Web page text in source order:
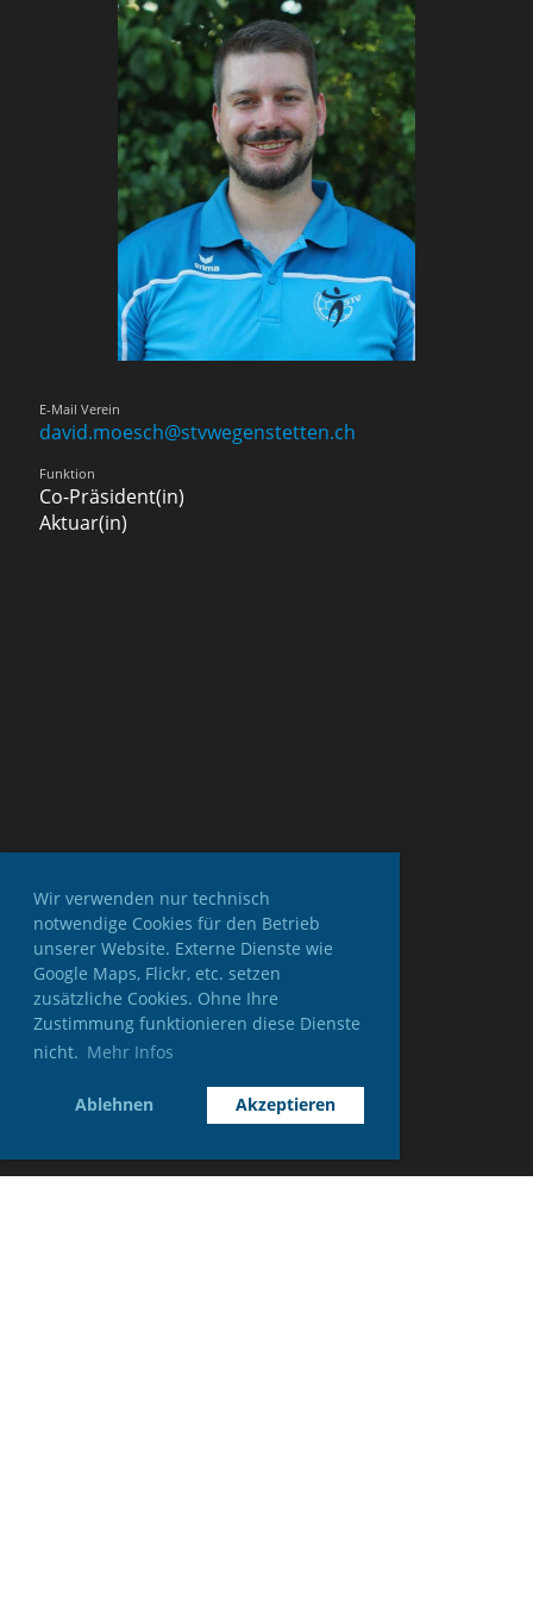
Wir verwenden nur technisch
notwendige Cookies für den Betrieb
unserer Website. Externe Dienste wie
Google Maps, Flickr, etc. setzen
zusätzliche Cookies. Ohne Ihre
Zustimmung funktionieren diese Dienste
nicht. Mehr Infos
Ablehnen Akzeptieren
E-Mail Verein
david.moesch@stvwegenstetten.ch
Funktion
Co-Präsident(in)
Aktuar(in)